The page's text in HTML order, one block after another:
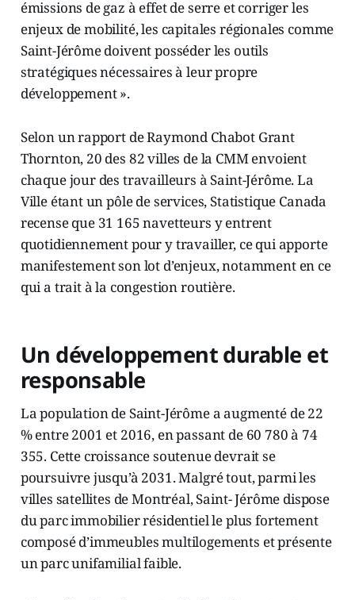
émissions de gaz à effet de serre et corriger les
enjeux de mobilité, les capitales régionales comme
Saint-Jérôme doivent posséder les outils
stratégiques nécessaires à leur propre
développement ».
Selon un rapport de Raymond Chabot Grant
Thornton, 20 des 82 villes de la CMM envoient
chaque jour des travailleurs à Saint-Jérôme. La
Ville étant un pôle de services, Statistique Canada
recense que 31 165 navetteurs y entrent
quotidiennement pour y travailler, ce qui apporte
manifestement son lot d’enjeux, notamment en ce
qui a trait à la congestion routière.
Un développement durable et
responsable
La population de Saint-Jérôme a augmenté de 22
% entre 2001 et 2016, en passant de 60 780 à 74
355. Cette croissance soutenue devrait se
poursuivre jusqu’à 2031. Malgré tout, parmi les
villes satellites de Montréal, Saint- Jérôme dispose
du parc immobilier résidentiel le plus fortement
composé d’immeubles multilogements et présente
un parc unifamilial faible.